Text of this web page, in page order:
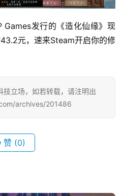
Games发行的《造化仙缘》现
元，速来Steam开启你的修
立场，如若转载，请注明出
archives/201486
赞 (0)